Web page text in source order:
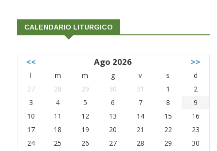
CALENDARIO LITURGICO
<< Ago 2026 >>
l m m g v s
d
27
28 29 30 31 1
2
3
4 5 6 7 8
9
10
11 12 13 14 15
16
17
18 19 20 21 22
23
24
25 26 27 28 29
30